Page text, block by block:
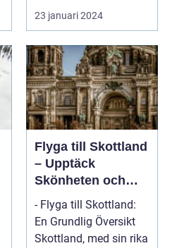
23 januari 2024
Flyga till Skottland
– Upptäck
Skönheten och
Charmen i Detta
Fascinerande
Land
- Flyga till Skottland:
En Grundlig Översikt
Skottland, med sin rika